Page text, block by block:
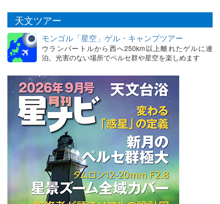
天文ツアー
モンゴル「星空」ゲル・キャンプツアー
ウランバートルから西へ250km以上離れたゲルに連
泊。光害のない場所でペルセ群や星空を楽しめます